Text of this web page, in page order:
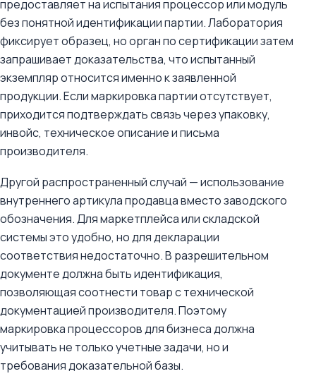
предоставляет на испытания процессор или модуль
без понятной идентификации партии. Лаборатория
фиксирует образец, но орган по сертификации затем
запрашивает доказательства, что испытанный
экземпляр относится именно к заявленной
продукции. Если маркировка партии отсутствует,
приходится подтверждать связь через упаковку,
инвойс, техническое описание и письма
производителя.
Другой распространенный случай — использование
внутреннего артикула продавца вместо заводского
обозначения. Для маркетплейса или складской
системы это удобно, но для декларации
соответствия недостаточно. В разрешительном
документе должна быть идентификация,
позволяющая соотнести товар с технической
документацией производителя. Поэтому
маркировка процессоров для бизнеса должна
учитывать не только учетные задачи, но и
требования доказательной базы.